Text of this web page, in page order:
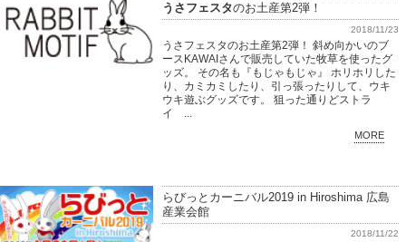
うさフェスタのお土産第2弾！
2018/11/23
うさフェスタのお土産第2弾！ 斜め向かいのブ
ースKAWAIさんで販売していた牧草を使ったグ
ッズ。 その名も『もじゃもじゃ』 ホリホリした
り、カミカミしたり、引っ張ったりして、ウキ
ウキ遊ぶグッズです。 狙った通りどストラ
イ ...
MORE
らびっとカーニバル2019 in Hiroshima 広島
産業会館
2018/11/22